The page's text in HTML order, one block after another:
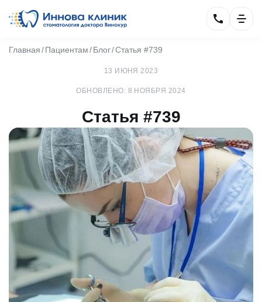
Главная Пациентам Блог Статья #739
13 ИЮНЯ 2023
ОБНОВЛЕНО: 8 НОЯБРЯ 2024
Статья #739